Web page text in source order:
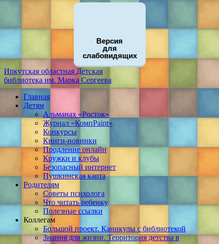
Версия
для
слабовидящих
Иркутская областная Детская
библиотека им. Марка Сергеева
Главная
Детям
Альманах «Росток»
Журнал «КомпPaint»
Конкурсы
Книги-новинки
Продление онлайн
Кружки и клубы
Безопасный интернет
Пушкинская карта
Родителям
Советы психолога
Что читать ребенку
Полезные ссылки
Коллегам
Большой проект. Каникулы с библиотекой
Знания для жизни. Территория детства в